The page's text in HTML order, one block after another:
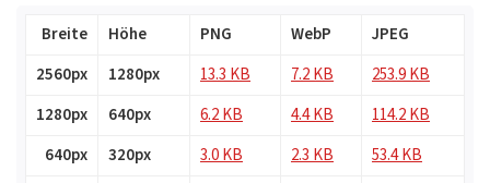
Breite Höhe PNG WebP
JPEG
2560px
1280px 13.3 KB 7.2 KB
253.9 KB
1280px
640px 6.2 KB 4.4 KB
114.2 KB
640px
320px 3.0 KB 2.3 KB
53.4 KB